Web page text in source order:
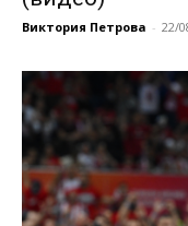
Виктория Петрова - 22/